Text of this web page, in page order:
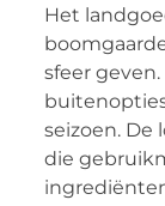
Het
sfeer
seizoen. De
die